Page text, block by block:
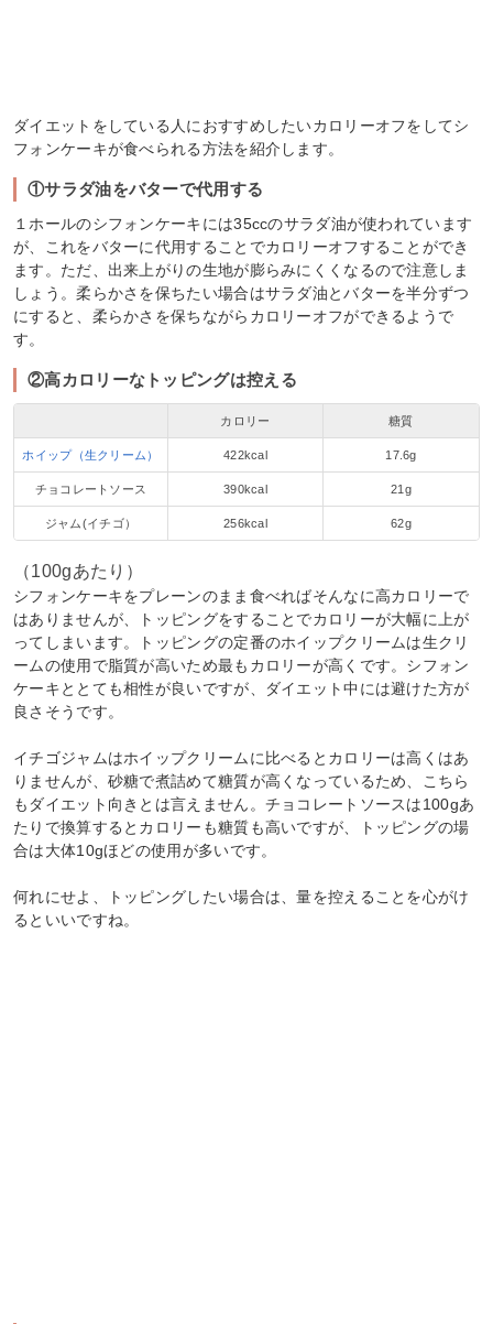
ダイエットをしている人におすすめしたいカロリーオフをしてシ
フォンケーキが食べられる方法を紹介します。
①サラダ油をバターで代用する
１ホールのシフォンケーキには35ccのサラダ油が使われています
が、これをバターに代用することでカロリーオフすることができ
ます。ただ、出来上がりの生地が膨らみにくくなるので注意しま
しょう。柔らかさを保ちたい場合はサラダ油とバターを半分ずつ
にすると、柔らかさを保ちながらカロリーオフができるようで
す。
②高カロリーなトッピングは控える
カロリー 糖質
ホイップ（生クリーム） 422kcal 17.6g
チョコレートソース 390kcal 21g
ジャム(イチゴ） 256kcal 62g
（100gあたり）
シフォンケーキをプレーンのまま食べればそんなに高カロリーで
はありませんが、トッピングをすることでカロリーが大幅に上が
ってしまいます。トッピングの定番のホイップクリームは生クリ
ームの使用で脂質が高いため最もカロリーが高くです。シフォン
ケーキととても相性が良いですが、ダイエット中には避けた方が
良さそうです。
イチゴジャムはホイップクリームに比べるとカロリーは高くはあ
りませんが、砂糖で煮詰めて糖質が高くなっているため、こちら
もダイエット向きとは言えません。チョコレートソースは100gあ
たりで換算するとカロリーも糖質も高いですが、トッピングの場
合は大体10gほどの使用が多いです。
何れにせよ、トッピングしたい場合は、量を控えることを心がけ
るといいですね。